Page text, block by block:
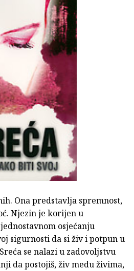
Ona predstavlja spremnost,
Njezin je korijen u
osjećanju
sigurnosti da si živ i potpun u
se nalazi u zadovoljstvu
da postojiš, živ medu živima,